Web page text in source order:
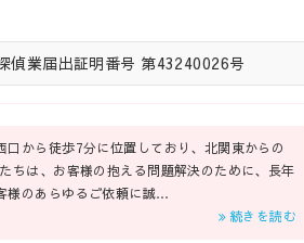
偵業届出証明番号 第43240026号
口から徒歩7分に位置しており、北関東からの
ちは、お客様の抱える問題解決のために、長年
様のあらゆるご依頼に誠…
続きを読む